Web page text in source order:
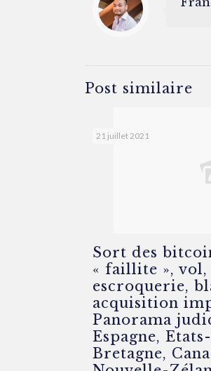
Post similaire
21 juillet 2021
Sort des
« faillite »,
escroquerie,
acquisition
Panorama
Espagne,
Bretagne,